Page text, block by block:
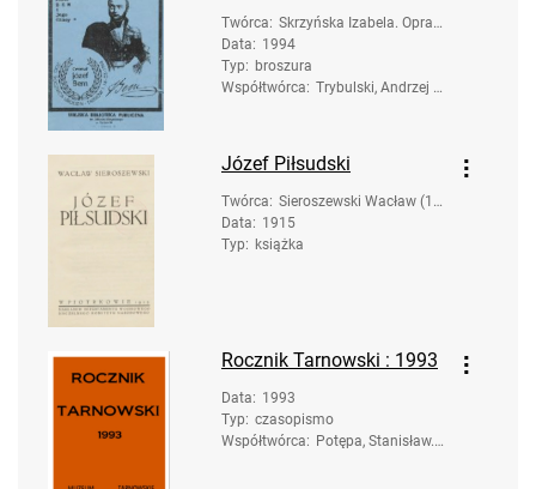
Twórca: Skrzyńska Izabela. Oprac
owanie
Data: 1994
Typ: broszura
Współtwórca: Trybulski, Andrzej H
Józef Piłsudski
Twórca: Sieroszewski Wacław (18
58-1945)
Data: 1915
Typ: książka
Rocznik Tarnowski : 1993
Data: 1993
Typ: czasopismo
Współtwórca: Potępa, Stanisław. R